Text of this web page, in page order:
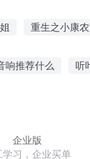
重生之小康
响推荐什么 听
企业版
学习，企业买单